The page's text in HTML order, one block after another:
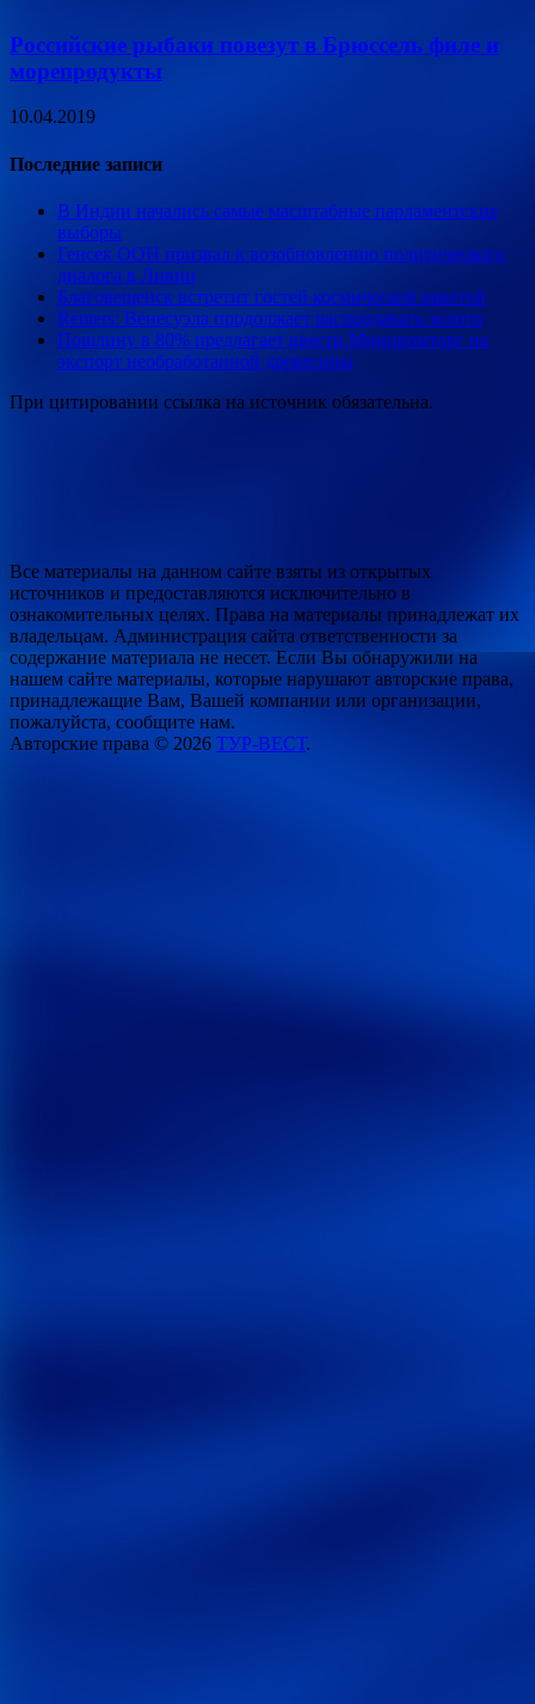
Российские рыбаки повезут в Брюссель филе и
морепродукты
10.04.2019
Последние записи
В Индии начались самые масштабные парламентские
выборы
Генсек ООН призвал к возобновлению политического
диалога в Ливии
Благовещенск встретит гостей космической ракетой
Reuters: Венесуэла продолжает распродавать золото
Пошлину в 80% предлагает ввести Минпромторг на
экспорт необработанной древесины
При цитировании ссылка на источник обязательна.
Все материалы на данном сайте взяты из открытых
источников и предоставляются исключительно в
ознакомительных целях. Права на материалы принадлежат их
владельцам. Администрация сайта ответственности за
содержание материала не несет. Если Вы обнаружили на
нашем сайте материалы, которые нарушают авторские права,
принадлежащие Вам, Вашей компании или организации,
пожалуйста, сообщите нам.
Авторские права © 2026 ТУР-ВЕСТ.